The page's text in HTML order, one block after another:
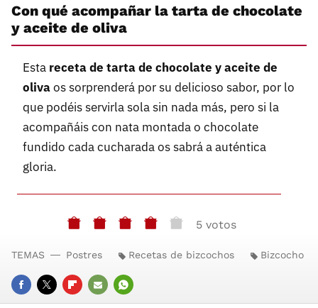
Con qué acompañar la tarta de chocolate
y aceite de oliva
Esta receta de tarta de chocolate y aceite de
olivaos sorprenderá por su delicioso sabor, por lo
que podéis servirla sola sin nada más, pero si la
acompañáis con nata montada o chocolate
fundido cada cucharada os sabrá a auténtica
gloria.
5 votos
FACEBOOK
TWITTERFLIPBOARD
E- WHATSAPP
TEMAS Postres Recetas de bizcochos Bizcocho